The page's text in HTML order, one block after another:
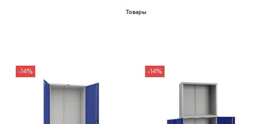
Товары
-14% -14%